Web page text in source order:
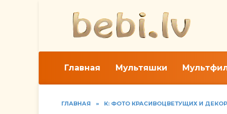
Главная Мультяшки
ГЛАВНАЯ » К: ФОТО КРАСИВОЦВЕТУЩИХ И